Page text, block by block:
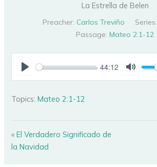
La Estrella de Belen
Preacher: Carlos Treviño Series:
Passage: Mateo 2:1-12
PLAY
44:12
MUTE
Topics: Mateo 2:1-12
« El Verdadero Significado de
la Navidad